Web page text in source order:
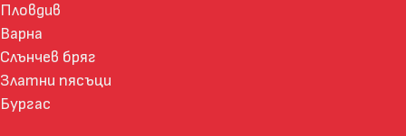
Пловдив
Варна
Слънчев бряг
Златни пясъци
Бургас